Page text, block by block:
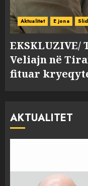
Aktualitet E jona
EKSKLUZIVE/
Veliajn në
fituar
AKTUALITET